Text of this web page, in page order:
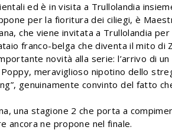
ed è in visita a Trullolandia
per la fioritura dei ciliegi, è
che viene invitata a Trullolandia
franco-belga che diventa il mito di
novità alla serie: l’arrivo di
meraviglioso nipotino dello
genuinamente convinto del fatto
una stagione 2 che porta a
ancora ne propone nel finale.